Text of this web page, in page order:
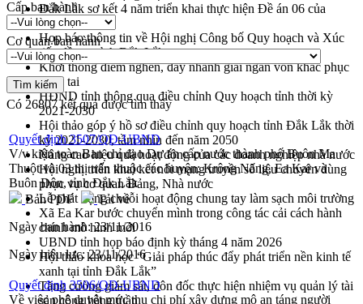
Đắk Lắk sơ kết 4 năm triển khai thực hiện Đề án 06 của
Chính phủ
Họp báo thông tin về Hội nghị Công bố Quy hoạch và Xúc
tiến đầu tư tỉnh Đắk Lắk
Khơi thông điểm nghẽn, đẩy nhanh giải ngân vốn khắc phục
thiên tai
HĐND tỉnh thông qua điều chỉnh Quy hoạch tỉnh thời kỳ
2021-2030
Hội thảo góp ý hồ sơ điều chỉnh quy hoạch tỉnh Đắk Lắk thời
kỳ 2021-2030, tầm nhìn đến năm 2050
Nâng cao hiệu quả hoạt động của các doanh nghiệp nhà nước
Hội nghị triển khai kết nối mạng truyền số liệu chuyên dùng
phục vụ cơ quan Đảng, Nhà nước
Lễ phát động chuỗi hoạt động chung tay làm sạch môi trường
Xã Ea Kar bước chuyển mình trong công tác cải cách hành
chính mô hình mới
UBND tỉnh họp báo định kỳ tháng 4 năm 2026
Hội thảo khoa học “Giải pháp thúc đẩy phát triển nền kinh tế
xanh tại tỉnh Đắk Lắk”
Tăng cường giám sát, đôn đốc thực hiện nhiệm vụ quản lý tài
sản công hàng tuần
Cấp ban hành
Cơ quan ban hành
Có 26807kết quả được tìm thấy
Quyết định 3507/QĐ-UBND
V/v kiện toàn Ban chỉ đạo Dự án cấp nước thành phố Buôn Ma
Thuột và 03 thị trấn thuộc các huyện: Krông Năng, Ea Kar và
Buôn Đôn, tỉnh Đắk Lắk
Bản PDF
Tải về
Ngày ban hành:23/11/2016
Ngày hiệu lực:23/11/2016
Quyết định 3506/QĐ-UBND
Về việc phê duyệt mức thu chi phí xây dựng mộ an táng người